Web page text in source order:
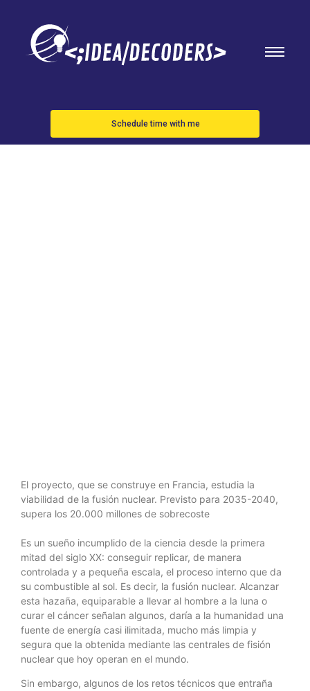
Schedule time with me
ITER, el
El proyecto, que se construye en Francia, estudia la
viabilidad de la fusión nuclear. Previsto para 2035-2040,
supera los 20.000 millones de sobrecoste
Es un sueño incumplido de la ciencia desde la primera
mitad del siglo XX: conseguir replicar, de manera
controlada y a pequeña escala, el proceso interno que da
su combustible al sol. Es decir, la fusión nuclear. Alcanzar
esta hazaña, equiparable a llevar al hombre a la luna o
curar el cáncer señalan algunos, daría a la humanidad una
fuente de energía casi ilimitada, mucho más limpia y
segura que la obtenida mediante las centrales de fisión
nuclear que hoy operan en el mundo.
Sin embargo, algunos de los retos técnicos que entraña